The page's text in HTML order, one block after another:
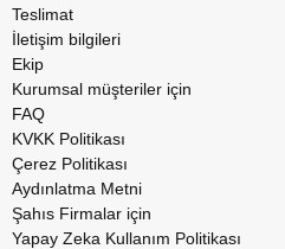
Teslimat
İletişim bilgileri
Ekip
Kurumsal müşteriler için
FAQ
KVKK Politikası
Çerez Politikası
Aydınlatma Metni
Şahıs Firmalar için
Yapay Zeka Kullanım Politikası